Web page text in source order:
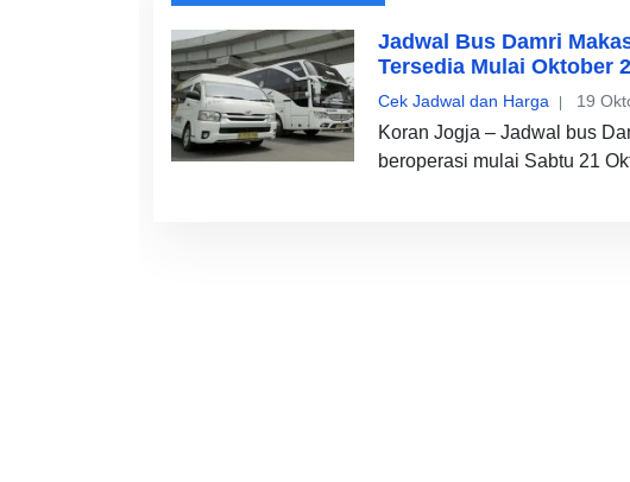
Jadwal Bus Damri
Tersedia Mulai Oktober
Cek Jadwal dan Harga 19
Koran Jogja – Jadwal bus
beroperasi mulai Sabtu 21